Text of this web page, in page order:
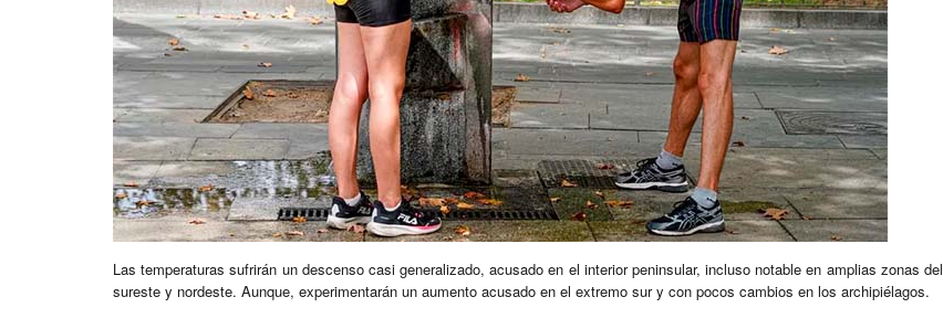
Las temperaturas sufrirán un descenso casi generalizado, acusado en el interior peninsular, incluso notable en amplias zonas del
sureste y nordeste. Aunque, experimentarán un aumento acusado en el extremo sur y con pocos cambios en los archipiélagos.